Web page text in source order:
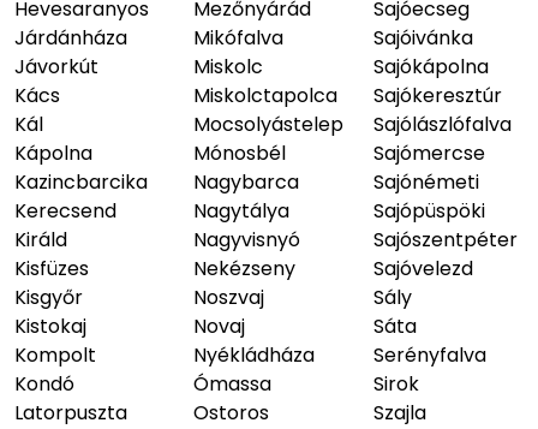
Hevesaranyos
Járdánháza
Jávorkút
Kács
Kál
Kápolna
Kazincbarcika
Kerecsend
Királd
Kisfüzes
Kisgyőr
Kistokaj
Kompolt
Kondó
Latorpuszta
Mezőnyárád
Mikófalva
Miskolc
Miskolctapolca
Mocsolyástelep
Mónosbél
Nagybarca
Nagytálya
Nagyvisnyó
Nekézseny
Noszvaj
Novaj
Nyékládháza
Ómassa
Ostoros
Sajóecseg
Sajóivánka
Sajókápolna
Sajókeresztúr
Sajólászlófalva
Sajómercse
Sajónémeti
Sajópüspöki
Sajószentpéter
Sajóvelezd
Sály
Sáta
Serényfalva
Sirok
Szajla